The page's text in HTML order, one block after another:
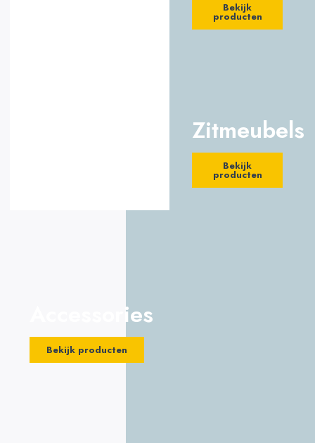
Bekijk
producten
Zitmeubels
Bekijk
producten
Accessories
Bekijk producten